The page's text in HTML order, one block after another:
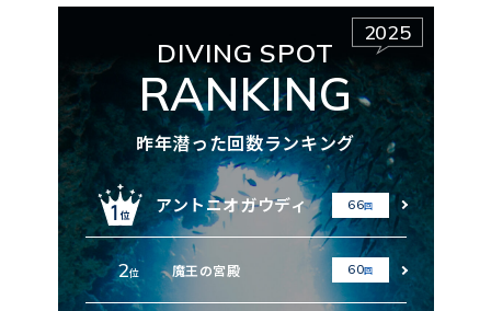
2025
DIVING SPOT
RANKING
昨年潜った回数ランキング
アントニオガウディ 66回
2位 魔王の宮殿 60回